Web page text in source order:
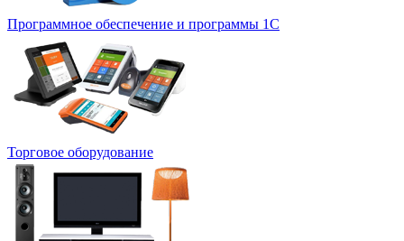
Программное обеспечение и программы 1С
Торговое оборудование